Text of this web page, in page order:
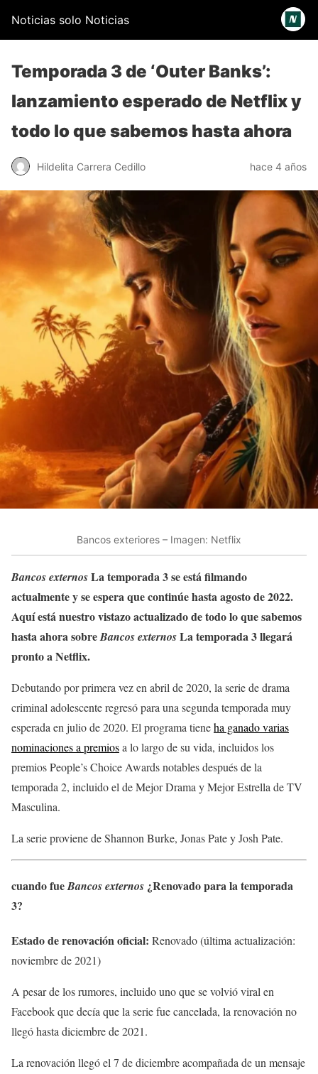
Noticias solo Noticias
Temporada 3 de ‘Outer Banks’:
lanzamiento esperado de Netflix y
todo lo que sabemos hasta ahora
Hildelita Carrera Cedillo hace 4 años
Bancos exteriores – Imagen: Netflix
Bancos externosLa temporada 3 se está filmando
actualmente y se espera que continúe hasta agosto de 2022.
Aquí está nuestro vistazo actualizado de todo lo que sabemos
hasta ahora sobreBancos externosLa temporada 3 llegará
pronto a Netflix.
Debutando por primera vez en abril de 2020, la serie de drama
criminal adolescente regresó para una segunda temporada muy
esperada en julio de 2020. El programa tieneha ganado varias
nominaciones a premiosa lo largo de su vida, incluidos los
premios People’s Choice Awards notables después de la
temporada 2, incluido el de Mejor Drama y Mejor Estrella de TV
Masculina.
La serie proviene de Shannon Burke, Jonas Pate y Josh Pate.
cuando fueBancos externos ¿Renovado para la temporada
3?
Estado de renovación oficial: Renovado (última actualización:
noviembre de 2021)
A pesar de los rumores, incluido uno que se volvió viral en
Facebook que decía que la serie fue cancelada, la renovación no
llegó hasta diciembre de 2021.
La renovación llegó el 7 de diciembre acompañada de un mensaje